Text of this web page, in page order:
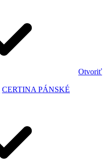
Otvoriť
CERTINA PÁNSKÉ